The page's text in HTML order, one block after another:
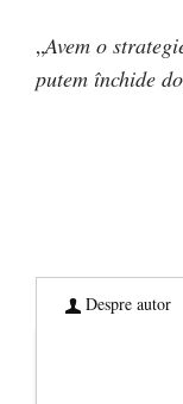
„Avem o
putem închide
Despre autor